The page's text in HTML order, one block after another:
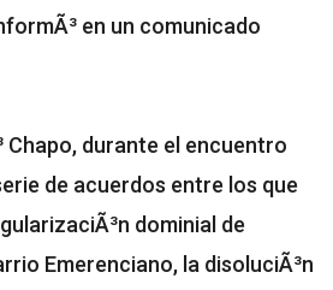
en un comunicado
Chapo, durante el encuentro
de acuerdos entre los que
dominial de
Emerenciano, la disoluciÃ³n